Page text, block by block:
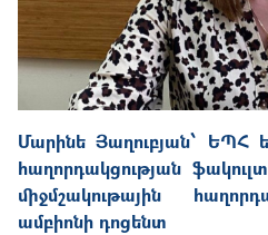
Մարինե Յաղուբյան՝ ԵՊՀ
հաղորդակցության
միջմշակութային
ամբիոնի դոցենտ